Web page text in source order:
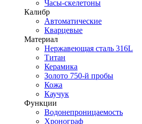
Часы-скелетоны
Калибр
Автоматические
Кварцевые
Материал
Нержавеющая сталь 316L
Титан
Керамика
Золото 750-й пробы
Кожа
Каучук
Функции
Водонепроницаемость
Хронограф